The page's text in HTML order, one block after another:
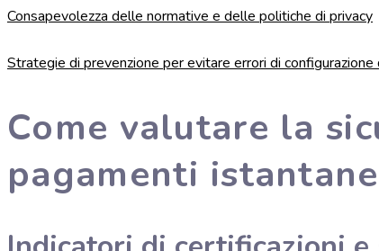
Consapevolezza delle normative e delle politiche di privacy
Strategie di prevenzione per evitare errori di configurazione
Come valutare la
pagamenti